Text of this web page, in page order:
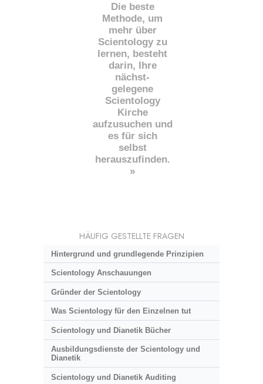
Die beste
Methode, um
mehr über
Scientology zu
lernen, besteht
darin, Ihre
nächst-
gelegene
Scientology
Kirche
aufzusuchen und
es für sich
selbst
herauszufinden.
»
HÄUFIG GESTELLTE FRAGEN
Hintergrund und grundlegende Prinzipien
Scientology Anschauungen
Gründer der Scientology
Was Scientology für den Einzelnen tut
Scientology und Dianetik Bücher
Ausbildungsdienste der Scientology und
Dianetik
Scientology und Dianetik Auditing